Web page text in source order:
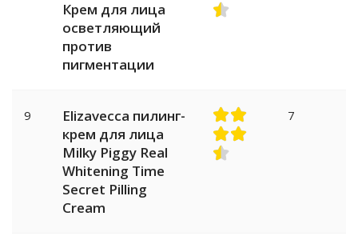
Крем для лица
осветляющий
против
пигментации
9
Elizavecca пилинг-
крем для лица
Milky Piggy Real
Whitening Time
Secret Pilling
Cream
7